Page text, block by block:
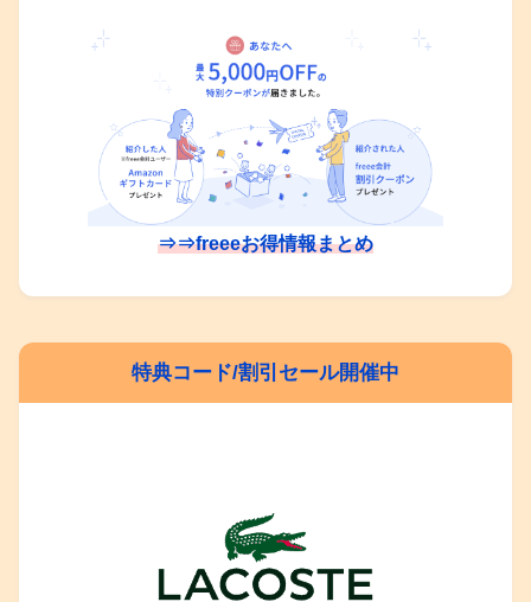
⇒⇒freeeお得情報まとめ
特典コード/割引セール開催中